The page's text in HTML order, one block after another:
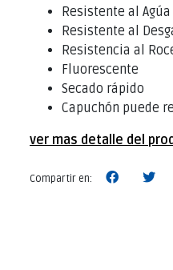
Resistente al Agúa
Resistente al
Resistencia al
Fluorescente
Secado rápido
Capuchón puede
ver mas detalle del
Compartir en: